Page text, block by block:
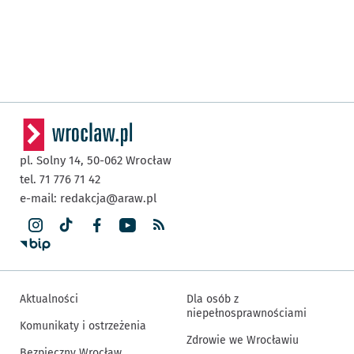
pl. Solny 14, 50-062 Wrocław
tel. 71 776 71 42
e-mail: redakcja@araw.pl
Aktualności
Komunikaty i ostrzeżenia
Dla osób z
niepełnosprawnościami
Zdrowie we Wrocławiu